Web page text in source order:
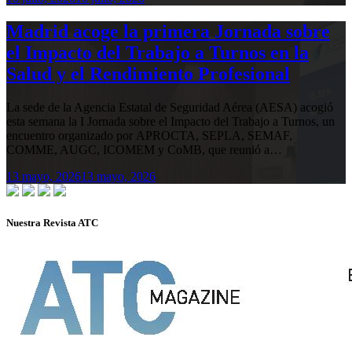
Madrid acoge la primera Jornada sobre
el Impacto del Trabajo a Turnos en la
Salud y el Rendimiento Profesional
La sede de la Agencia Estatal de Seguridad Aérea (AESA) acogió
esta semana la I Jornada sobre el Impacto del Trabajo a Turnos, un
encuentro organizado por APROCTA, SEPLA, SEMAF,
COMME, AUGC, ICOMEM y CoMB, que reunió a…
13 mayo, 202613 mayo, 2026
Nuestra Revista ATC